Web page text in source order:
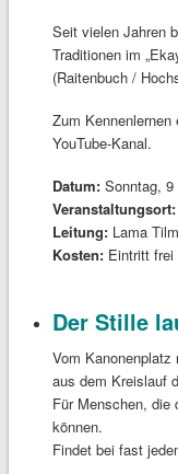
Seit vielen Jahren
Traditionen im
(Raitenbuch /
Zum
YouTube-Kanal.
Datum: Sonntag, 9
Veranstaltungsort:
Leitung: Lama
Kosten: Eintritt frei
Der Stille
Vom
aus dem Kreislauf
Für Menschen, die
können.
Findet bei fast